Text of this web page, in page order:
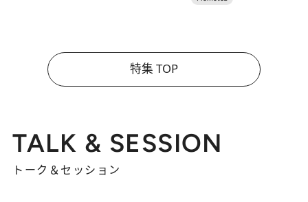
特集 TOP
TALK & SESSION
トーク＆セッション